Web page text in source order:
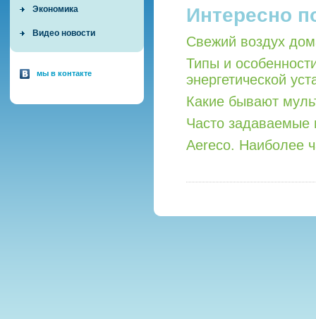
Экономика
Видео новости
мы в контакте
Интересно
Свежий воздух
Типы и
энергетической
Какие бывают
Часто задаваемые
Aereco. Наиболее